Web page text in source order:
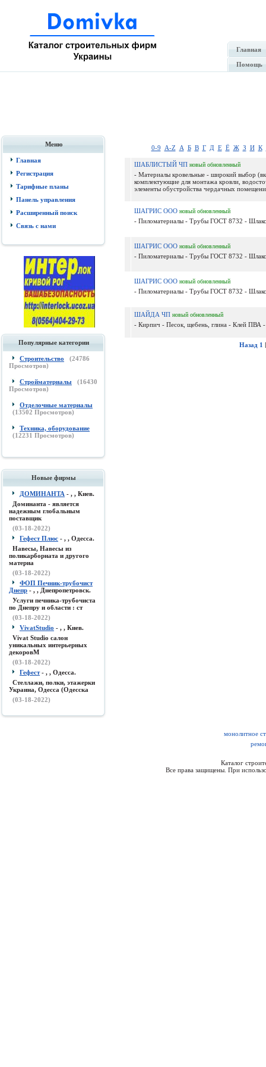
Главная
Помощь
Меню
Главная
Регистрация
Тарифные планы
Панель управления
Расширенный поиск
Связь с нами
Популярные категории
Строительство (24786
Просмотров)
Стройматериалы (16430
Просмотров)
Отделочные материалы
(13502 Просмотров)
Техника, оборудование
(12231 Просмотров)
Новые фирмы
ДОМИНАНТА - , , Киев.
Доминанта - является
надежным глобальным
поставщик
(03-18-2022)
Гефест Плюс - , , Одесса.
Навесы, Навесы из
поликарборната и другого
материа
(03-18-2022)
ФОП Печник-трубочист
Днепр - , , Днепропетровск.
Услуги печника-трубочиста
по Днепру и области : ст
(03-18-2022)
VivatStudio - , , Киев.
Vivat Studio салон
уникальных интерьерных
декоровМ
(03-18-2022)
Гефест- , , Одесса.
Стеллажи, полки, этажерки
Украина, Одесса (Одесска
(03-18-2022)
0-9 A-Z А Б В Г Д Е Ё Ж З И К
ШАБЛИСТЫЙ ЧП новый обновленный
- Материалы кровельные - широкий выбор
комплектующие для монтажа кровли,
элементы обустройства чердачных
ШАГРИС ООО новый обновленный
- Пиломатериалы - Трубы ГОСТ 8732 -
ШАГРИС ООО новый обновленный
- Пиломатериалы - Трубы ГОСТ 8732 -
ШАГРИС ООО новый обновленный
- Пиломатериалы - Трубы ГОСТ 8732 -
ШАЙДА ЧП новый обновленный
- Кирпич - Песок, щебень, глина - Клей ПВА
Назад 1
монолитное
Каталог
Все права защищены. При